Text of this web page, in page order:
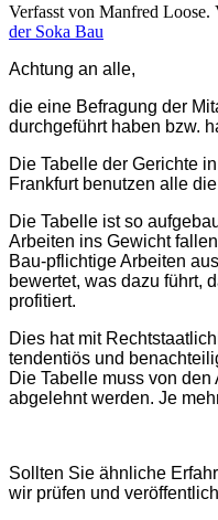
Verfasst von Manfred Loose.
der Soka Bau
Achtung an alle,
die eine Befragung der
durchgeführt haben bzw.
Die Tabelle der Gerichte
Frankfurt benutzen alle
Die Tabelle ist so
Arbeiten ins Gewicht
Bau-pflichtige Arbeiten
bewertet, was dazu führt,
profitiert.
Dies hat mit
tendentiös und
Die Tabelle muss von
abgelehnt werden. Je
Sollten Sie ähnliche
wir prüfen und